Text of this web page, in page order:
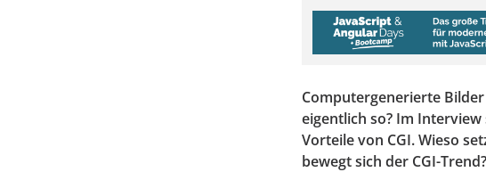
Computergenerierte
eigentlich so? Im
Vorteile von CGI. Wieso
bewegt sich der CGI-Trend?